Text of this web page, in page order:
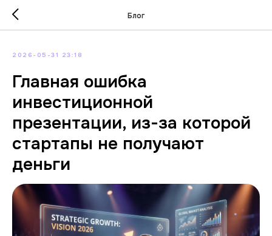
Блог
2026-05-31 23:18
Главная ошибка
инвестиционной
презентации, из-за которой
стартапы не получают
деньги